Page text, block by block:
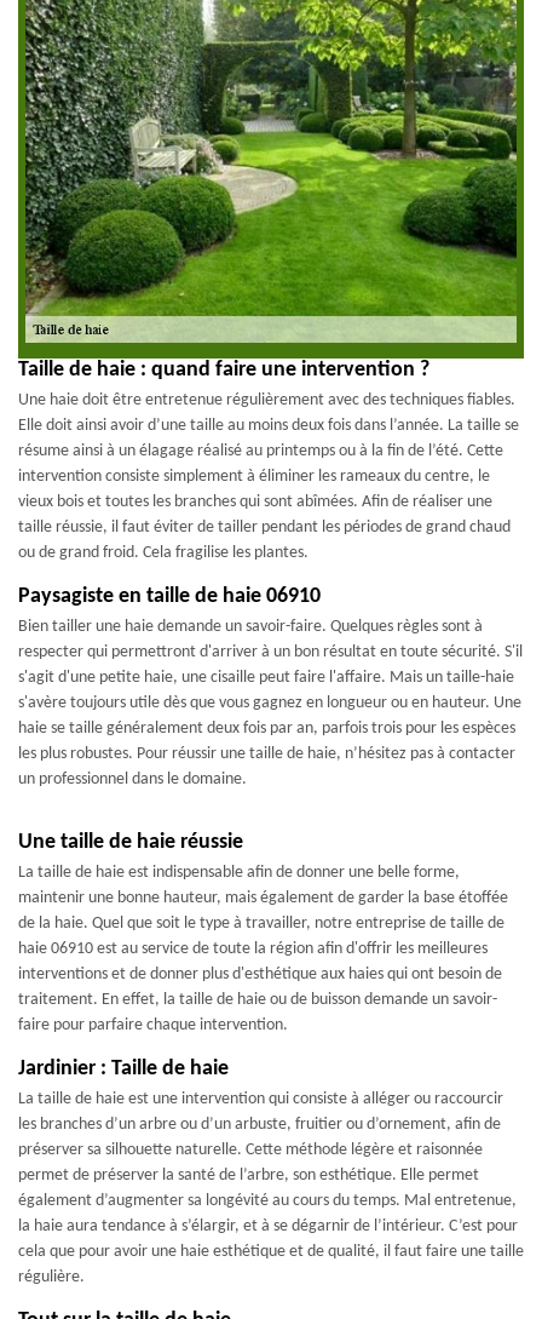
Taille de haie : quand faire une intervention ?
Une haie doit être entretenue régulièrement avec des techniques fiables.
Elle doit ainsi avoir d’une taille au moins deux fois dans l’année. La taille se
résume ainsi à un élagage réalisé au printemps ou à la fin de l’été. Cette
intervention consiste simplement à éliminer les rameaux du centre, le
vieux bois et toutes les branches qui sont abîmées. Afin de réaliser une
taille réussie, il faut éviter de tailler pendant les périodes de grand chaud
ou de grand froid. Cela fragilise les plantes.
Paysagiste en taille de haie 06910
Bien tailler une haie demande un savoir-faire. Quelques règles sont à
respecter qui permettront d'arriver à un bon résultat en toute sécurité. S'il
s'agit d'une petite haie, une cisaille peut faire l'affaire. Mais un taille-haie
s'avère toujours utile dès que vous gagnez en longueur ou en hauteur. Une
haie se taille généralement deux fois par an, parfois trois pour les espèces
les plus robustes. Pour réussir une taille de haie, n’hésitez pas à contacter
un professionnel dans le domaine.
Une taille de haie réussie
La taille de haie est indispensable afin de donner une belle forme,
maintenir une bonne hauteur, mais également de garder la base étoffée
de la haie. Quel que soit le type à travailler, notre entreprise de taille de
haie 06910 est au service de toute la région afin d'offrir les meilleures
interventions et de donner plus d'esthétique aux haies qui ont besoin de
traitement. En effet, la taille de haie ou de buisson demande un savoir-
faire pour parfaire chaque intervention.
Jardinier : Taille de haie
La taille de haie est une intervention qui consiste à alléger ou raccourcir
les branches d’un arbre ou d’un arbuste, fruitier ou d’ornement, afin de
préserver sa silhouette naturelle. Cette méthode légère et raisonnée
permet de préserver la santé de l’arbre, son esthétique. Elle permet
également d’augmenter sa longévité au cours du temps. Mal entretenue,
la haie aura tendance à s’élargir, et à se dégarnir de l’intérieur. C’est pour
cela que pour avoir une haie esthétique et de qualité, il faut faire une taille
régulière.